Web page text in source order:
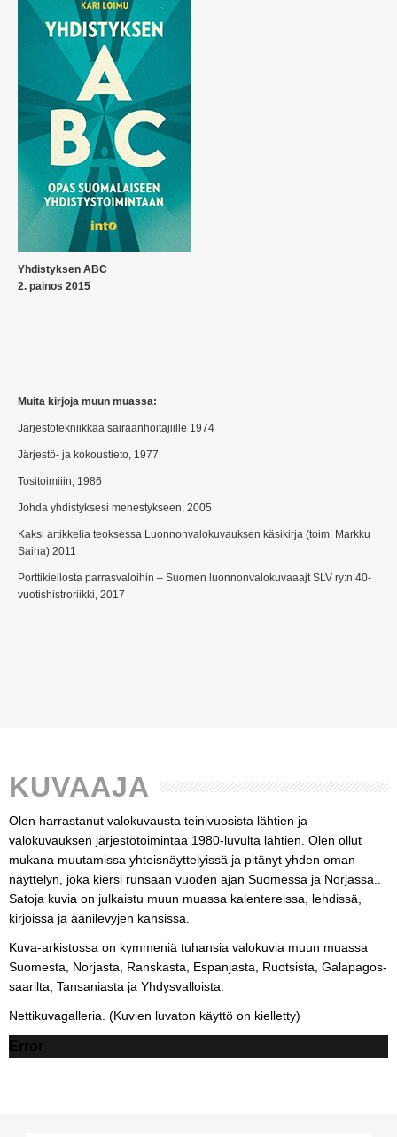
Yhdistyksen ABC
2. painos 2015
Muita kirjoja muun muassa:
Järjestötekniikkaa sairaanhoitajiille 1974
Järjestö- ja kokoustieto, 1977
Tositoimiiin, 1986
Johda yhdistyksesi menestykseen, 2005
Kaksi artikkelia teoksessa Luonnonvalokuvauksen käsikirja (toim. Markku
Saiha) 2011
Porttikiellosta parrasvaloihin – Suomen luonnonvalokuvaaajt SLV ry:n 40-
vuotishistroriikki, 2017
KUVAAJA
Olen harrastanut valokuvausta teinivuosista lähtien ja
valokuvauksen järjestötoimintaa 1980-luvulta lähtien. Olen ollut
mukana muutamissa yhteisnäyttelyissä ja pitänyt yhden oman
näyttelyn, joka kiersi runsaan vuoden ajan Suomessa ja Norjassa..
Satoja kuvia on julkaistu muun muassa kalentereissa, lehdissä,
kirjoissa ja äänilevyjen kansissa.
Kuva-arkistossa on kymmeniä tuhansia valokuvia muun muassa
Suomesta, Norjasta, Ranskasta, Espanjasta, Ruotsista, Galapagos-
saarilta, Tansaniasta ja Yhdysvalloista.
Nettikuvagalleria. (Kuvien luvaton käyttö on kielletty)
Error